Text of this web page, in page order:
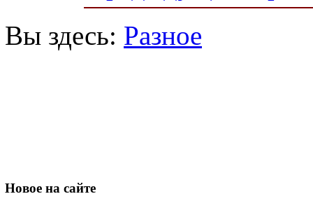
Вы здесь: Разное
Новое на сайте